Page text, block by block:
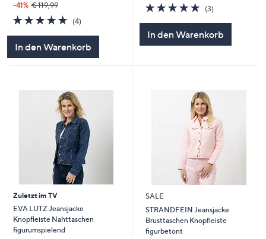
-41% € 119,99
5.0
von
(4)4
In den Warenkorb
5.0
von
(3)3
In den Warenkorb
Zuletzt im TV
EVA LUTZ Jeansjacke
Knopfleiste Nahttaschen
figurumspielend
SALE
STRANDFEIN Jeansjacke
Brusttaschen Knopfleiste
figurbetont